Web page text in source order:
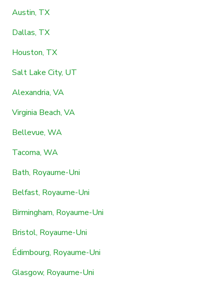
Austin, TX
Dallas, TX
Houston, TX
Salt Lake City, UT
Alexandria, VA
Virginia Beach, VA
Bellevue, WA
Tacoma, WA
Bath, Royaume-Uni
Belfast, Royaume-Uni
Birmingham, Royaume-Uni
Bristol, Royaume-Uni
Édimbourg, Royaume-Uni
Glasgow, Royaume-Uni